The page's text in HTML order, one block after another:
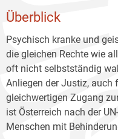
Überblick
Psychisch kranke und
die gleichen Rechte wie
oft nicht selbstständig
Anliegen der Justiz, auch
gleichwertigen Zugang
ist Österreich nach der
Menschen mit